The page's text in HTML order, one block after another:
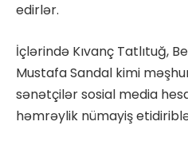
edirlər.
İçlərində Kıvanç Tatlıtuğ,
Mustafa Sandal kimi
sənətçilər sosial media
həmrəylik nümayiş